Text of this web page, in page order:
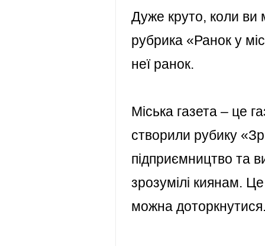
Дуже круто, коли
рубрика «Ранок у
неї ранок.
Міська газета – це
створили рубику
підприємництво та
зрозумілі киянам.
можна